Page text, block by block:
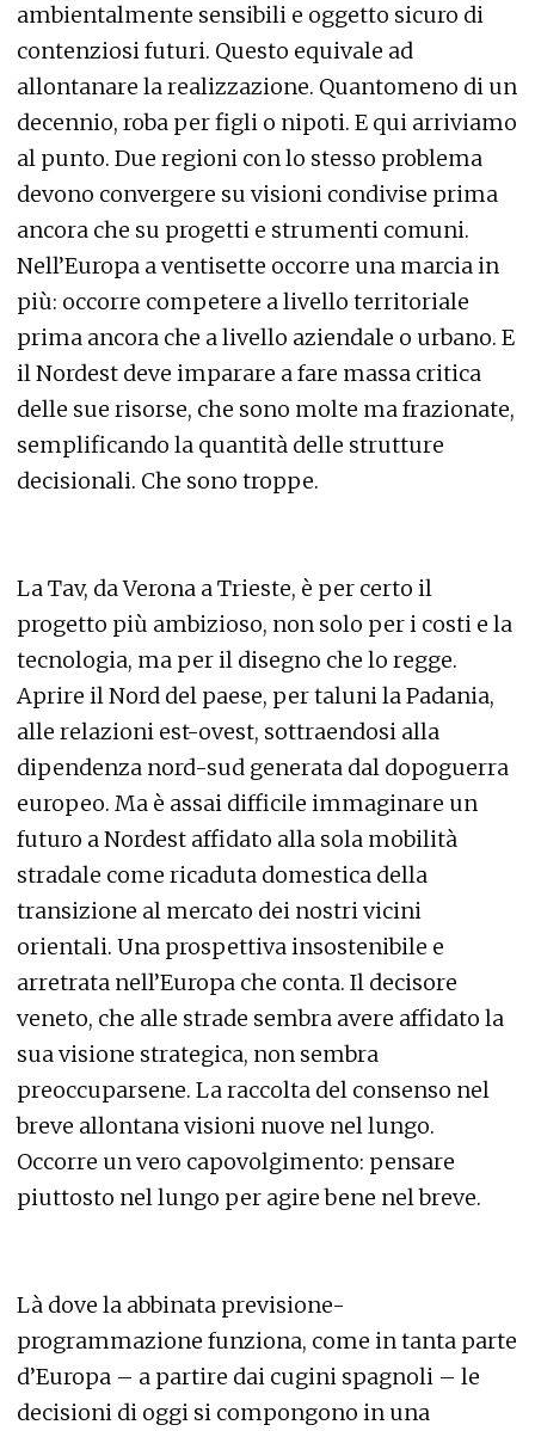
ambientalmente sensibili e oggetto sicuro di
contenziosi futuri. Questo equivale ad
allontanare la realizzazione. Quantomeno di un
decennio, roba per figli o nipoti. E qui arriviamo
al punto. Due regioni con lo stesso problema
devono convergere su visioni condivise prima
ancora che su progetti e strumenti comuni.
Nell’Europa a ventisette occorre una marcia in
più: occorre competere a livello territoriale
prima ancora che a livello aziendale o urbano. E
il Nordest deve imparare a fare massa critica
delle sue risorse, che sono molte ma frazionate,
semplificando la quantità delle strutture
decisionali. Che sono troppe.
La Tav, da Verona a Trieste, è per certo il
progetto più ambizioso, non solo per i costi e la
tecnologia, ma per il disegno che lo regge.
Aprire il Nord del paese, per taluni la Padania,
alle relazioni est-ovest, sottraendosi alla
dipendenza nord-sud generata dal dopoguerra
europeo. Ma è assai difficile immaginare un
futuro a Nordest affidato alla sola mobilità
stradale come ricaduta domestica della
transizione al mercato dei nostri vicini
orientali. Una prospettiva insostenibile e
arretrata nell’Europa che conta. Il decisore
veneto, che alle strade sembra avere affidato la
sua visione strategica, non sembra
preoccuparsene. La raccolta del consenso nel
breve allontana visioni nuove nel lungo.
Occorre un vero capovolgimento: pensare
piuttosto nel lungo per agire bene nel breve.
Là dove la abbinata previsione-
programmazione funziona, come in tanta parte
d’Europa – a partire dai cugini spagnoli – le
decisioni di oggi si compongono in una